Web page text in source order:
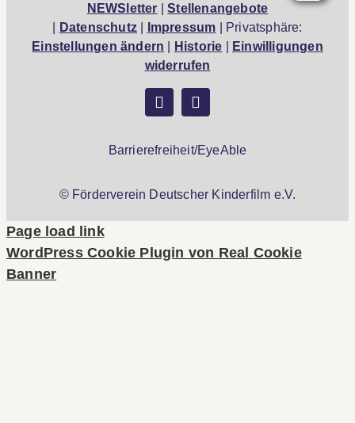
NEWSletter |Stellenangebote
Datenschutz| Impressum | Privatsphäre:
Einstellungen ändern
Historie
Einwilligungen
widerrufen
Barrierefreiheit/EyeAble
© Förderverein Deutscher Kinderfilm e.V.
Page load link
WordPress Cookie Plugin von Real Cookie
Banner